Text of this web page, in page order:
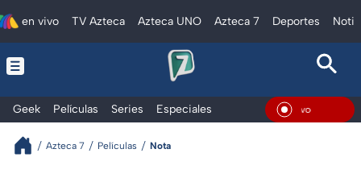
en vivo TV Azteca Azteca UNO Azteca 7 Deportes
Geek Películas Series Especiales En Vivo
Azteca 7 Películas Nota